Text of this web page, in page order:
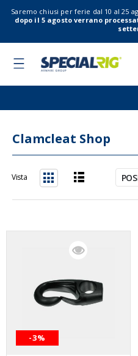
Saremo chiusi per ferie dal 10 al 25
dopo il 5 agosto verrano
Toggle
Clamcleat Shop
Vista
-3%